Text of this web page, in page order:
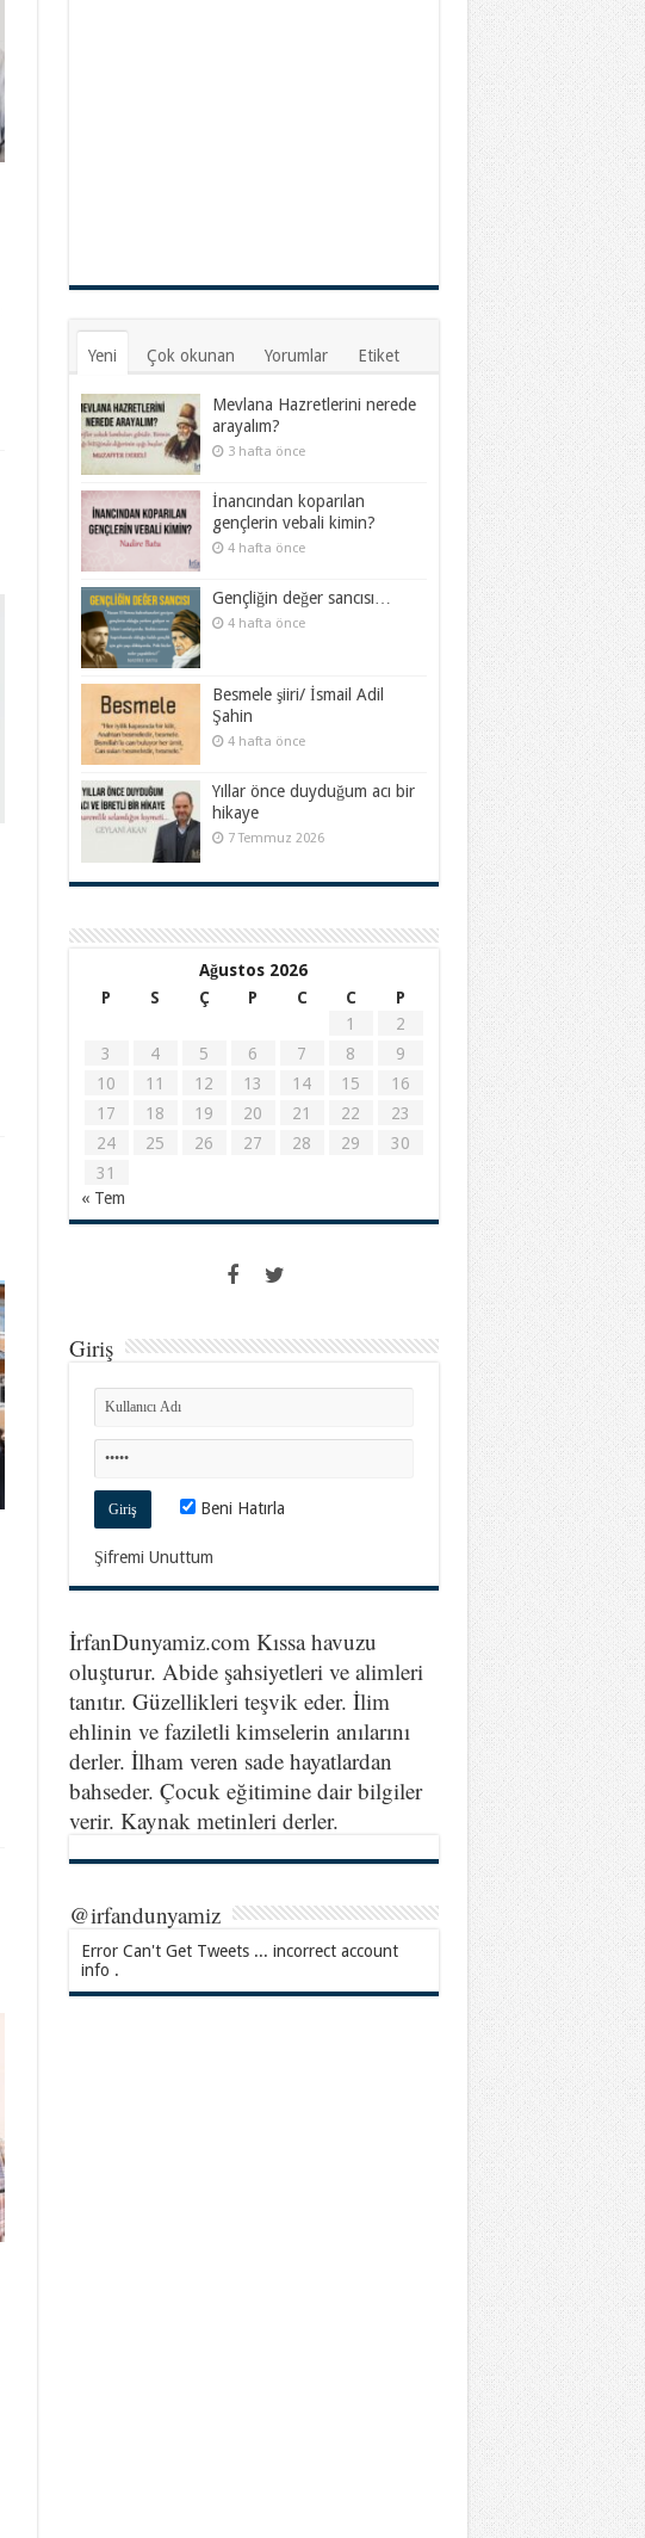
Yeni Çok okunan Yorumlar Etiket
Mevlana Hazretlerini nerede
arayalım?
3 hafta önce
İnancından koparılan
gençlerin vebali kimin?
4 hafta önce
Gençliğin değer sancısı…
4 hafta önce
Besmele şiiri/ İsmail Adil
Şahin
4 hafta önce
Yıllar önce duyduğum acı bir
hikaye
7 Temmuz 2026
Ağustos 2026
P
S Ç P C C
P
1
2
3
4 5 6 7 8
9
10
11 12 13 14 15
16
17
18 19 20 21 22
23
24
25 26 27 28 29
30
31
« Tem
Giriş
Beni Hatırla
Şifremi Unuttum
İrfanDunyamiz.com Kıssa havuzu
oluşturur. Abide şahsiyetleri ve alimleri
tanıtır. Güzellikleri teşvik eder. İlim
ehlinin ve faziletli kimselerin anılarını
derler. İlham veren sade hayatlardan
bahseder. Çocuk eğitimine dair bilgiler
verir. Kaynak metinleri derler.
@irfandunyamiz
Error Can't Get Tweets ... incorrect account
info .